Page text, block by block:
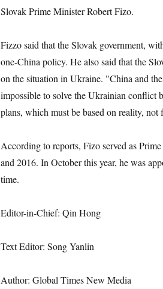
Slovak Prime Minister Robert Fizo.
Fizzo said that the Slovak government,
one-China policy. He also said that the
on the situation in Ukraine. "China and
impossible to solve the Ukrainian conflict
plans, which must be based on reality, not
According to reports, Fizo served as
and 2016. In October this year, he was
time.
Editor-in-Chief: Qin Hong
Text Editor: Song Yanlin
Author: Global Times New Media